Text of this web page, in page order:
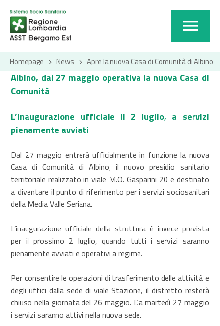
Homepage News Apre la nuova Casa di Comunità di Albino
Albino, dal 27 maggio operativa la nuova Casa di
Comunità
L’inaugurazione ufficiale il 2 luglio, a servizi
pienamente avviati
Dal 27 maggio entrerà ufficialmente in funzione la nuova
Casa di Comunità di Albino, il nuovo presidio sanitario
territoriale realizzato in viale M.O. Gasparini 20 e destinato
a diventare il punto di riferimento per i servizi sociosanitari
della Media Valle Seriana.
L’inaugurazione ufficiale della struttura è invece prevista
per il prossimo 2 luglio, quando tutti i servizi saranno
pienamente avviati e operativi a regime.
Per consentire le operazioni di trasferimento delle attività e
degli uffici dalla sede di viale Stazione, il distretto resterà
chiuso nella giornata del 26 maggio. Da martedì 27 maggio
i servizi saranno attivi nella nuova sede.